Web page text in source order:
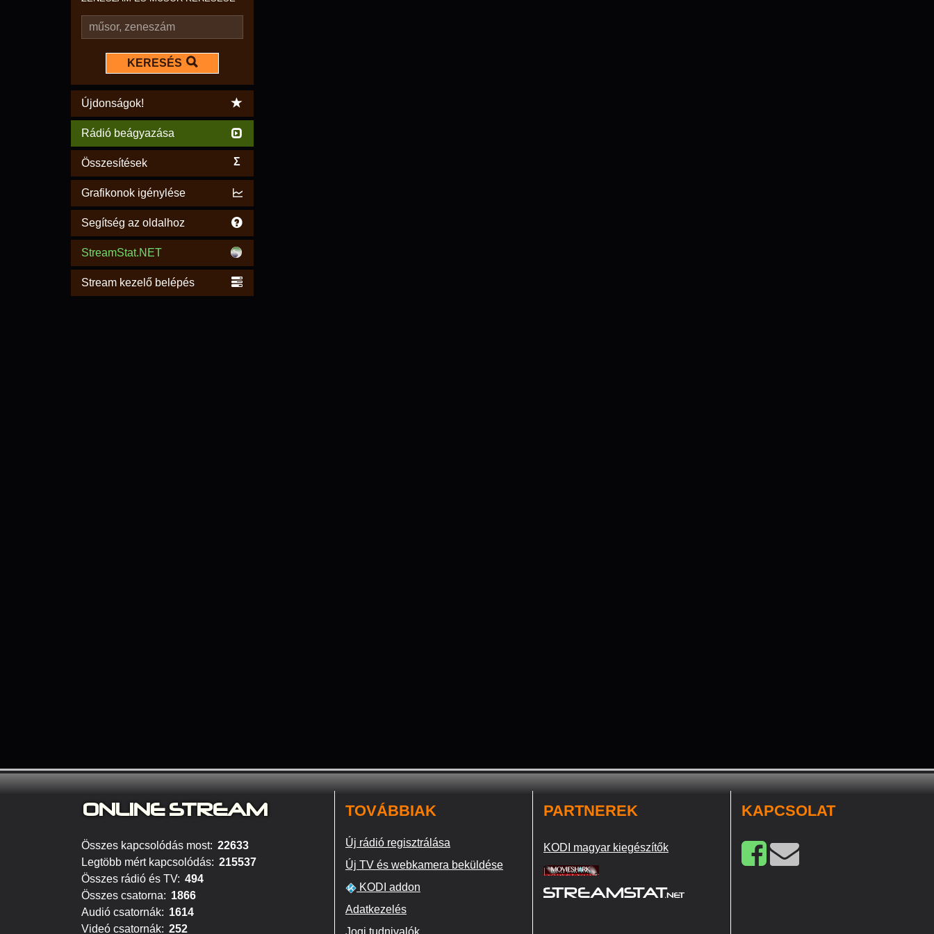
KERESÉS
Újdonságok!
Rádió beágyazása
Összesítések Σ
Grafikonok igénylése
Segítség az oldalhoz
StreamStat.NET
Stream kezelő belépés
ONLINE STREAM
Összes kapcsolódás most: 22633
Legtöbb mért kapcsolódás: 215537
Összes rádió és TV: 494
Összes csatorna: 1866
Audió csatornák: 1614
Videó csatornák: 252
TOVÁBBIAK
Új rádió regisztrálása
Új TV és webkamera beküldése
KODI addon
Adatkezelés
Jogi tudnivalók
PARTNEREK
KODI magyar kiegészítők
KAPCSOLAT